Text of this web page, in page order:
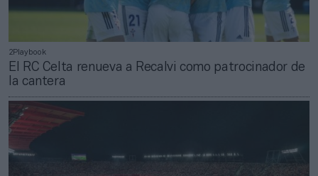
2Playbook
El RC Celta renueva a Recalvi como patrocinador de
la cantera